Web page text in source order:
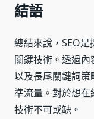
結語
總結來說，SEO
關鍵技術。透過
以及長尾關鍵詞策
準流量。對於想在
技術不可或缺。